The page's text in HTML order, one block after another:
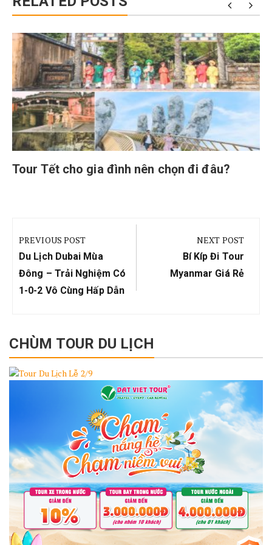
Tour Tết cho gia đình nên chọn đi đâu?
hướng
bài
viết
PREVIOUS POST
Previous
Post:
Du Lịch Dubai Mùa
Đông – Trải Nghiệm Có
1-0-2 Vô Cùng Hấp Dẫn
NEXT POST
Next
Post:
Bí Kíp Đi Tour
Myanmar Giá Rẻ
CHÙM TOUR DU LỊCH